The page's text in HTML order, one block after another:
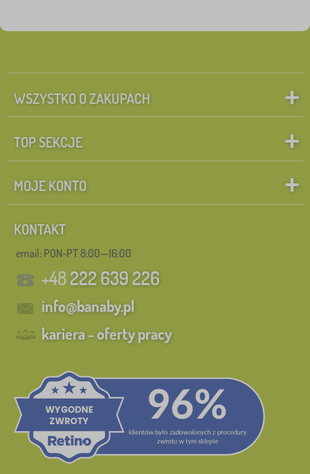
WSZYSTKO O ZAKUPACH
TOP SEKCJE
MOJE KONTO
KONTAKT
email: PON-PT 8:00—16:00
+48222 639 226
info@banaby.pl
kariera - oferty pracy